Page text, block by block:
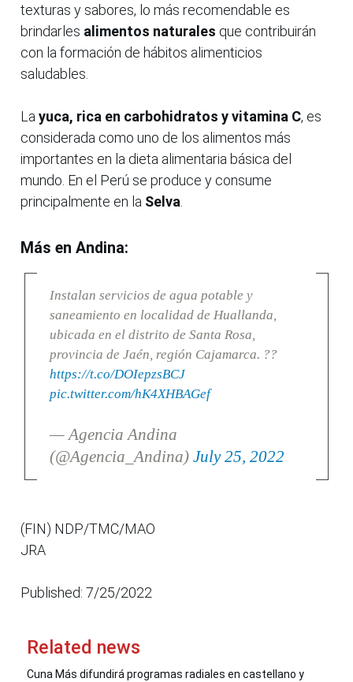
texturas y sabores, lo más recomendable es
brindarles alimentos naturales que contribuirán
con la formación de hábitos alimenticios
saludables.
Layuca, rica en carbohidratos y vitamina C, es
considerada como uno de los alimentos más
importantes en la dieta alimentaria básica del
mundo. En el Perú se produce y consume
principalmente en la Selva.
Más en Andina:
Instalan servicios de agua potable y
saneamiento en localidad de Huallanda,
ubicada en el distrito de Santa Rosa,
provincia de Jaén, región Cajamarca. ??
https://t.co/DOIepzsBCJ
pic.twitter.com/hK4XHBAGef
— Agencia Andina
(@Agencia_Andina) July 25, 2022
(FIN) NDP/TMC/MAO
JRA
Published: 7/25/2022
Related news
Cuna Más difundirá programas radiales en castellano y